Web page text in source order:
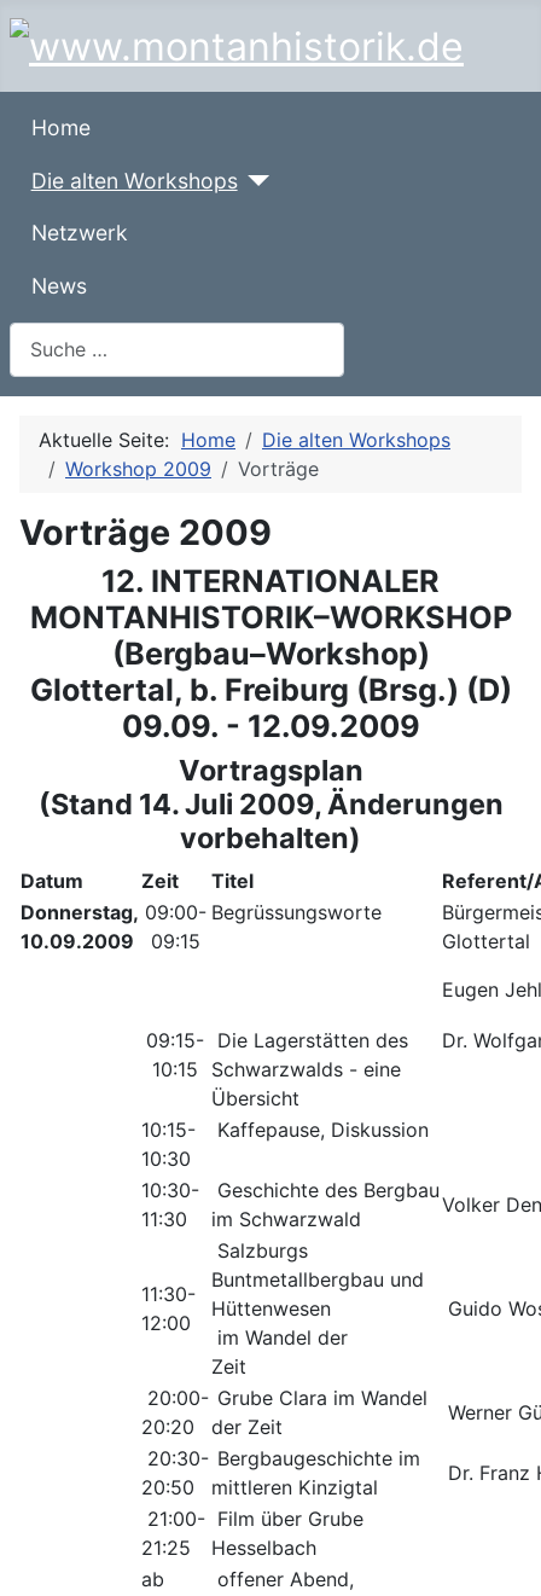
Home
Die alten Workshops
Netzwerk
News
Aktuelle Seite: Home
Die alten Workshops
Workshop 2009
Vorträge
Vorträge 2009
12. INTERNATIONALER
MONTANHISTORIK–WORKSHOP
(Bergbau–Workshop)
Glottertal, b. Freiburg (Brsg.) (D)
09.09. - 12.09.2009
Vortragsplan
(Stand 14. Juli 2009, Änderungen
vorbehalten)
Datum Zeit Titel
Referent/
Donnerstag,
10.09.2009
09:00-
09:15
Begrüssungsworte
Glottertal
Eugen
09:15-
10:15
Die Lagerstätten des
Schwarzwalds - eine
Übersicht
Dr.
10:15-
10:30
Kaffepause, Diskussion
10:30-
11:30
Geschichte des Bergbau
im Schwarzwald
Volker
11:30-
12:00
Salzburgs
Buntmetallbergbau und
Hüttenwesen
im Wandel der
Zeit
Guido
20:00-
20:20
Grube Clara im Wandel
der Zeit
Werner
20:30-
20:50
Bergbaugeschichte im
mittleren Kinzigtal
Dr. Franz
21:00-
21:25
Film über Grube
Hesselbach
ab
offener Abend,